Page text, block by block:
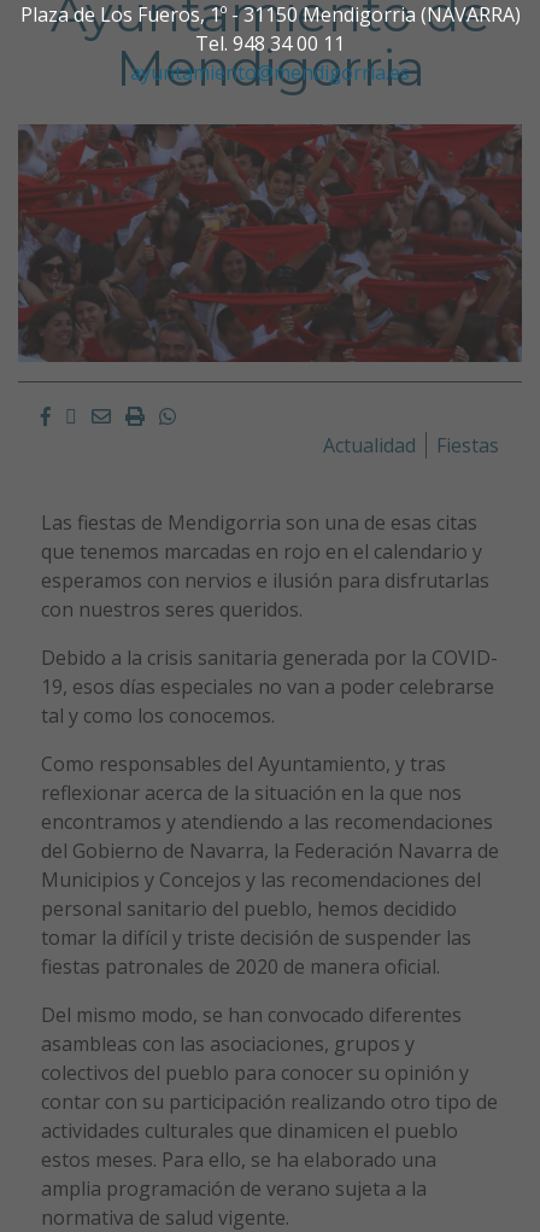
Plaza de Los Fueros, 1º - 31150 Mendigorria (NAVARRA)
Tel. 948 34 00 11
ayuntamiento@mendigorria.es
Ayuntamiento de
Mendigorria
Facebook
Twitter
EmailImprimirWhatsapp
Actualidad
Fiestas
Las fiestas de Mendigorria son una de esas citas
que tenemos marcadas en rojo en el calendario y
esperamos con nervios e ilusión para disfrutarlas
con nuestros seres queridos.
Debido a la crisis sanitaria generada por la COVID-
19, esos días especiales no van a poder celebrarse
tal y como los conocemos.
Como responsables del Ayuntamiento, y tras
reflexionar acerca de la situación en la que nos
encontramos y atendiendo a las recomendaciones
del Gobierno de Navarra, la Federación Navarra de
Municipios y Concejos y las recomendaciones del
personal sanitario del pueblo, hemos decidido
tomar la difícil y triste decisión de suspender las
fiestas patronales de 2020 de manera oficial.
Del mismo modo, se han convocado diferentes
asambleas con las asociaciones, grupos y
colectivos del pueblo para conocer su opinión y
contar con su participación realizando otro tipo de
actividades culturales que dinamicen el pueblo
estos meses. Para ello, se ha elaborado una
amplia programación de verano sujeta a la
normativa de salud vigente.